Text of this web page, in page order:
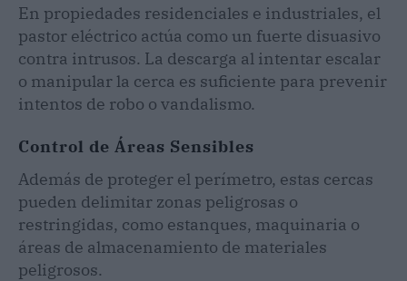
En propiedades residenciales e industriales, el
pastor eléctrico actúa como un fuerte disuasivo
contra intrusos. La descarga al intentar escalar
o manipular la cerca es suficiente para prevenir
intentos de robo o vandalismo.
Control de Áreas Sensibles
Además de proteger el perímetro, estas cercas
pueden delimitar zonas peligrosas o
restringidas, como estanques, maquinaria o
áreas de almacenamiento de materiales
peligrosos.